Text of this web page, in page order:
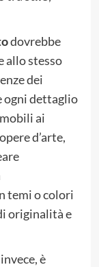
dovrebbe
allo stesso
dei
ogni dettaglio
ai
d’arte,
temi o colori
originalità e
è